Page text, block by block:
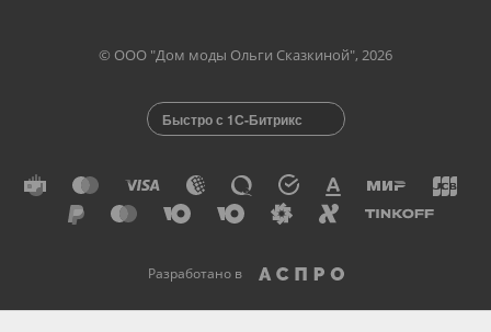
© ООО "Дом моды Ольги Сказкиной", 2026
Быстро с 1С-Битрикс
Разработано в